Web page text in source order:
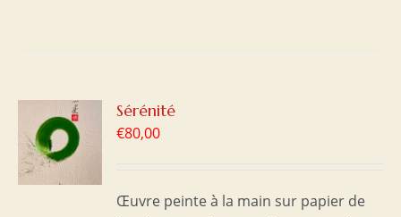
Sérénité
€80,00
Œuvre peinte à la main sur papier de